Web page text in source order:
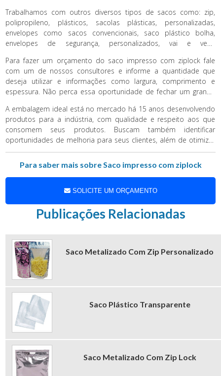
Trabalhamos com outros diversos tipos de sacos como: zip,
polipropileno, plásticos, sacolas plásticas, personalizadas,
envelopes como sacos convencionais, saco plástico bolha,
envelopes de segurança, personalizados, vai e vem,
seu estoque de produtos industriais.
Para fazer um orçamento do saco impresso com ziplock fale
com um de nossos consultores e informe a quantidade que
deseja utilizar e informações como largura, comprimento e
espessura. Não perca essa oportunidade de fechar um grande
A embalagem ideal está no mercado há 15 anos desenvolvendo
produtos para a indústria, com qualidade e respeito aos que
consomem seus produtos. Buscam também identificar
oportunidades de melhoria para seus clientes, além de otimizar
custos e agilizar produtos negociados. É uma das empresas
mais renomadas do segmento de embalagens flexíveis, vale a
pena comprovar.
Para saber mais sobre Saco impresso com ziplock
SOLICITE UM ORÇAMENTO
Publicações Relacionadas
Saco Metalizado Com Zip Personalizado
Saco Plástico Transparente
Saco Metalizado Com Zip Lock